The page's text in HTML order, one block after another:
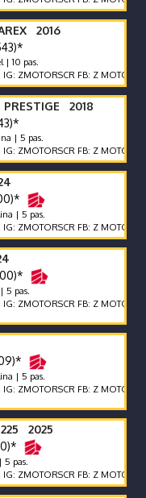
2016
| 10 pas.
FB: Z MOTORS.
PRESTIGE 2018
| 5 pas.
FB: Z MOTORS.
| 5 pas.
FB: Z MOTORS.
5 pas.
FB: Z MOTORS.
| 5 pas.
FB: Z MOTORS.
225 2025
pas.
FB: Z MOTORS.